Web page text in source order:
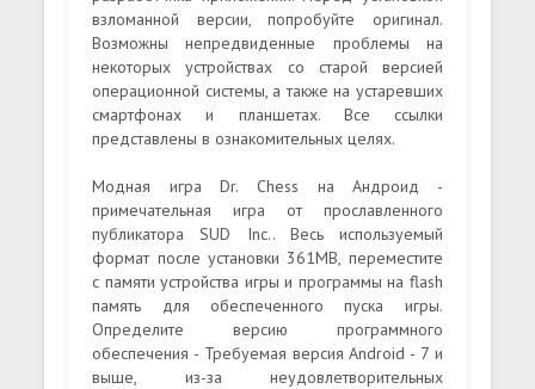
взломанной версии, попробуйте оригинал.
Возможны непредвиденные проблемы на
некоторых устройствах со старой версией
операционной системы, а также на устаревших
смартфонах и планшетах. Все ссылки
представлены в ознакомительных целях.
Модная игра Dr. Chess на Андроид -
примечательная игра от прославленного
публикатора SUD Inc.. Весь используемый
формат после установки 361MB, переместите
с памяти устройства игры и программы на flash
память для обеспеченного пуска игры.
Определите версию программного
обеспечения - Требуемая версия Android - 7 и
выше, из-за неудовлетворительных